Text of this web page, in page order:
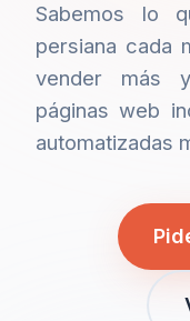
Sabemos lo
persiana cada
vender más
páginas web
automatizadas